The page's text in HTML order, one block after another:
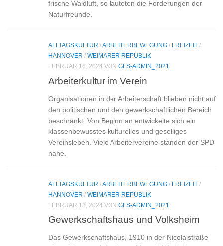
frische Waldluft, so lauteten die Forderungen der
Naturfreunde.
ALLTAGSKULTUR /ARBEITERBEWEGUNG / FREIZEIT /
HANNOVER / WEIMARER REPUBLIK
FEBRUAR 16, 2024 VON GFS-ADMIN_2021
Arbeiterkultur im Verein
Organisationen in der Arbeiterschaft blieben nicht auf
den politischen und den gewerkschaftlichen Bereich
beschränkt. Von Beginn an entwickelte sich ein
klassenbewusstes kulturelles und geselliges
Vereinsleben. Viele Arbeitervereine standen der SPD
nahe.
ALLTAGSKULTUR /ARBEITERBEWEGUNG / FREIZEIT /
HANNOVER / WEIMARER REPUBLIK
FEBRUAR 13, 2024 VON GFS-ADMIN_2021
Gewerkschaftshaus und Volksheim
Das Gewerkschaftshaus, 1910 in der Nicolaistraße